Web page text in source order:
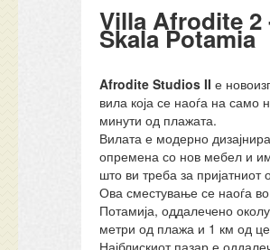
Villa Afrodite 2
Skala Potamia
Afrodite Studios II е
вила која се наоѓа на само
минути од плажата.
Вилата е модерно
опремена со нов мебел и
што ви треба за пријатниот
Ова сместување се наоѓа
Потамија, оддалечено
метри од плажа и 1 км од
Најблискиот пазар е